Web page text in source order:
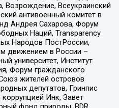
Возрождение, Всеукраинский
антивоенный комитет в
Андрея Сахарова, Форум
Наций, Transparеncy
Народов ПостРоссии,
движением в России –
университет, Институт
Форум гражданского
жителей островов
депутатов, Гринпис
Инк, Завет